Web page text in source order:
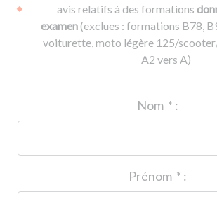
avis relatifs à des formations
examen(exclues : formations B78,
voiturette, moto légère 125/
A2 vers A)
* :
* :